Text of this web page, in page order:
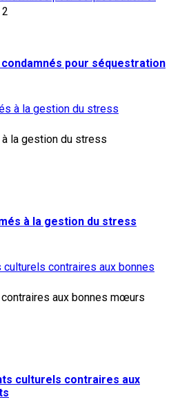
2
pour séquestration
à la gestion du stress
à la gestion du stress
culturels contraires aux bonnes
culturels contraires aux